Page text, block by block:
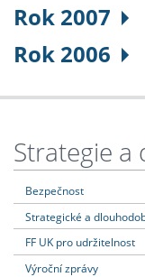
Rok 2007
Rok 2006
Strategie
Bezpečnost
Strategické a
FF UK pro udržitelnost
Výroční zprávy